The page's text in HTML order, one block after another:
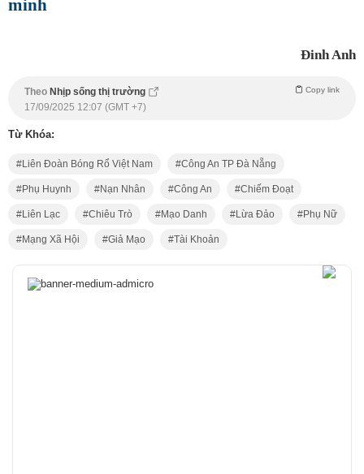
minh
Đinh Anh
Theo Nhịp sống thị trường Copy link
17/09/2025 12:07 (GMT +7)
Từ Khóa:
Liên Đoàn Bóng Rổ Việt Nam Công An TP Đà Nẵng
Phụ Huynh Nạn Nhân Công An Chiếm Đoạt
Liên Lạc Chiêu Trò Mạo Danh Lừa Đảo Phụ Nữ
Mạng Xã Hội Giả Mạo Tài Khoản